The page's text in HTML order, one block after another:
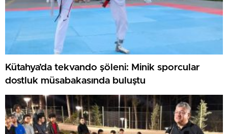
Kütahya’da tekvando şöleni: Minik sporcular
dostluk müsabakasında buluştu